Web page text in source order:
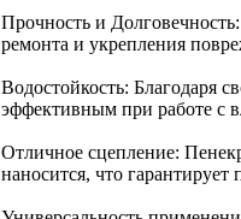
Прочность и
ремонта и укрепления
Водостойкость: Благодаря
эффективным при работе с
Отличное сцепление:
наносится, что